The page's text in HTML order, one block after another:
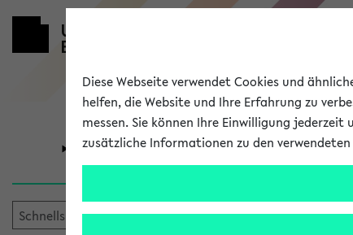
Universität Forschung
Verlauf
Diese Webseite verwendet Cookies und
helfen, die Website und Ihre Erfahrung zu
messen. Sie können Ihre Einwilligung jederzeit
zusätzliche Informationen zu den verwendeten